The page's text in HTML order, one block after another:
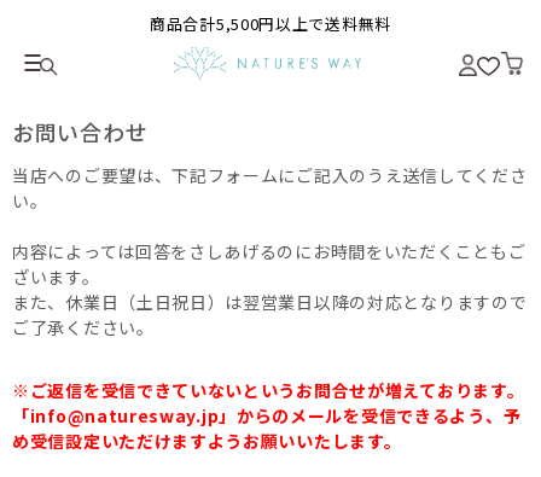
商品合計5,500円以上で送料無料
お問い合わせ
当店へのご要望は、下記フォームにご記入のうえ送信してくださ
い。
内容によっては回答をさしあげるのにお時間をいただくこともご
ざいます。
また、休業日（土日祝日）は翌営業日以降の対応となりますので
ご了承ください。
※ご返信を受信できていないというお問合せが増えております。
「info@naturesway.jp」からのメールを受信できるよう、予
め受信設定いただけますようお願いいたします。